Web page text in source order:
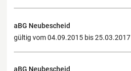
aBG Neubescheid
gültig vom 04.09.2015 bis 25.03.2017
aBG Neubescheid